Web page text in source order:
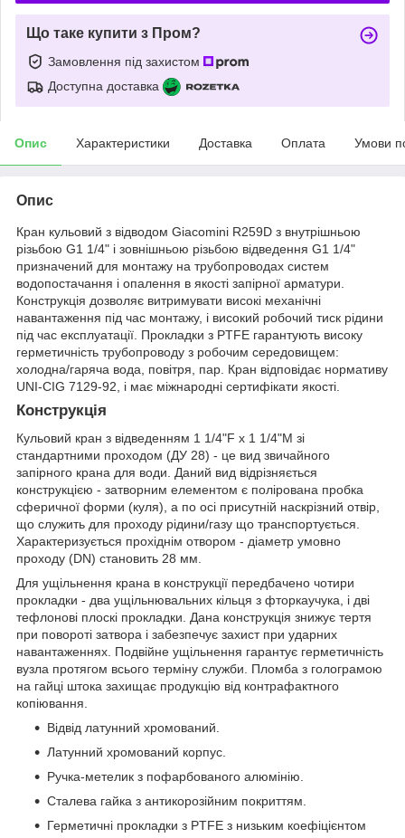
Що таке купити з Пром?
Замовлення під захистом
Доступна доставка
Опис Характеристики Доставка Оплата Умови
Опис
Кран кульовий з відводом Giacomini R259D з внутрішньою
різьбою G1 1/4" і зовнішньою різьбою відведення G1 1/4"
призначений для монтажу на трубопроводах систем
водопостачання і опалення в якості запірної арматури.
Конструкція дозволяє витримувати високі механічні
навантаження під час монтажу, і високий робочий тиск рідини
під час експлуатації. Прокладки з PTFE гарантують високу
герметичність трубопроводу з робочим середовищем:
холодна/гаряча вода, повітря, пар. Кран відповідає нормативу
UNI-CIG 7129-92, і має міжнародні сертифікати якості.
Конструкція
Кульовий кран з відведенням 1 1/4"F x 1 1/4"M зі
стандартними проходом (ДУ 28) - це вид звичайного
запірного крана для води. Даний вид відрізняється
конструкцією - затворним елементом є полірована пробка
сферичної форми (куля), а по осі присутній наскрізний отвір,
що служить для проходу рідини/газу що транспортується.
Характеризується прохіднім отвором - діаметр умовно
проходу (DN) становить 28 мм.
Для ущільнення крана в конструкції передбачено чотири
прокладки - два ущільнювальних кільця з фторкаучука, і дві
тефлонові плоскі прокладки. Дана конструкція знижує тертя
при повороті затвора і забезпечує захист при ударних
навантаженнях. Подвійне ущільнення гарантує герметичність
вузла протягом всього терміну служби. Пломба з голограмою
на гайці штока захищає продукцію від контрафактного
копіювання.
Відвід латунний хромований.
Латунний хромований корпус.
Ручка-метелик з пофарбованого алюмінію.
Сталева гайка з антикорозійним покриттям.
Герметичні прокладки з PTFE з низьким коефіцієнтом